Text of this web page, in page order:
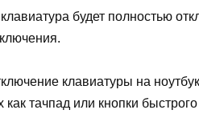
будет полностью
клавиатуры на
как тачпад или кнопки